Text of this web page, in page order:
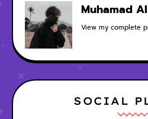
Muhamad
View my complete
SOCIAL